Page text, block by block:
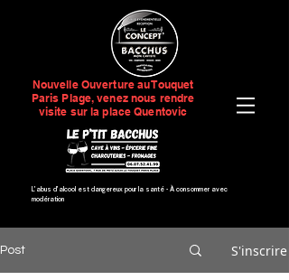
Nouvelle Ouverture au Touquet
Paris Plage, venez nous rendre
visite sur la place Quentovic
L’abus d’alcool est dangereux pour la santé - À consommer avec
modération
Post S'inscrire